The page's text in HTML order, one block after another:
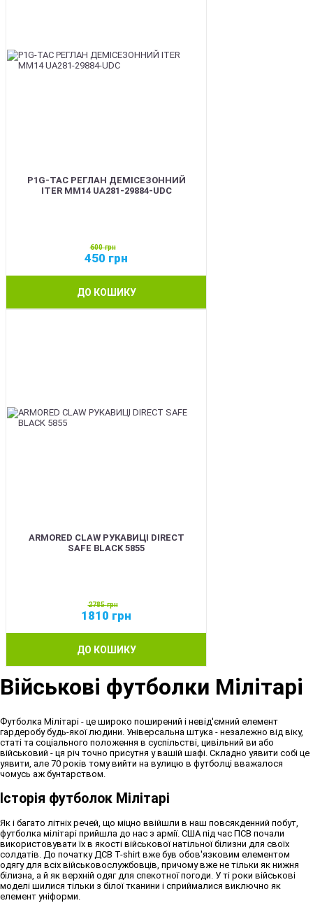
P1G-TAC РЕГЛАН ДЕМІСЕЗОННИЙ
ITER ММ14 UA281-29884-UDC
600грн
450 грн
ДО КОШИКУ
ARMORED CLAW РУКАВИЦІ DIRECT
SAFE BLACK 5855
2785грн
1810 грн
ДО КОШИКУ
Військові футболки Мілітарі
Футболка Мілітарі - це широко поширений і невід'ємний елемент
гардеробу будь-якої людини. Універсальна штука - незалежно від віку,
статі та соціального положення в суспільстві, цивільний ви або
військовий - ця річ точно присутня у вашій шафі. Складно уявити собі це
уявити, але 70 років тому вийти на вулицю в футболці вважалося
чомусь аж бунтарством.
Історія футболок Мілітарі
Як і багато літніх речей, що міцно ввійшли в наш повсякденний побут,
футболка мілітарі прийшла до нас з армії. США під час ПСВ почали
використовувати їх в якості військової натільної білизни для своїх
солдатів. До початку ДСВ T-shirt вже був обов'язковим елементом
одягу для всіх військовослужбовців, причому вже не тільки як нижня
білизна, а й як верхній одяг для спекотної погоди. У ті роки військові
моделі шилися тільки з білої тканини і сприймалися виключно як
елемент уніформи.